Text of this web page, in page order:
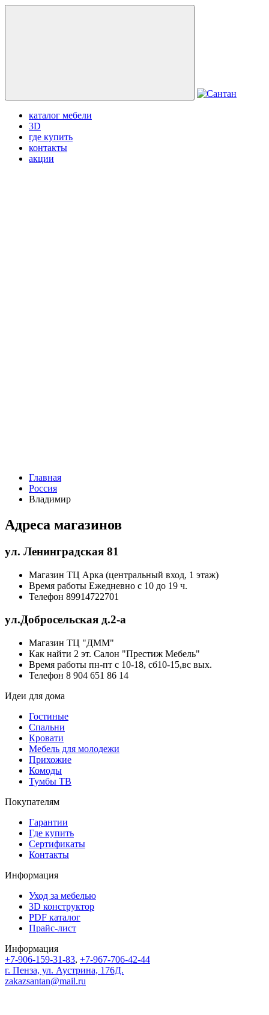
каталог мебели
3D
где купить
контакты
акции
Главная
Россия
Владимир
Адреса магазинов
ул. Ленинградская 81
Магазин ТЦ Арка (центральный вход, 1 этаж)
Время работы Ежедневно с 10 до 19 ч.
Телефон 89914722701
ул.Добросельская д.2-а
Магазин ТЦ "ДММ"
Как найти 2 эт. Салон "Престиж Мебель"
Время работы пн-пт с 10-18, сб10-15,вс вых.
Телефон 8 904 651 86 14
Идеи для дома
Гостиные
Спальни
Кровати
Мебель для молодежи
Прихожие
Комоды
Тумбы ТВ
Покупателям
Гарантии
Где купить
Сертификаты
Контакты
Информация
Уход за мебелью
3D конструктор
PDF каталог
Прайс-лист
Информация
+7-906-159-31-83, +7-967-706-42-44
г. Пенза, ул. Аустрина, 176Д.
zakazsantan@mail.ru